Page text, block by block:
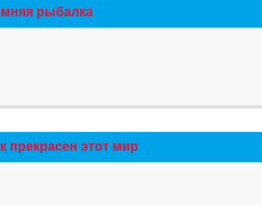
рыбалка
прекрасен этот мир